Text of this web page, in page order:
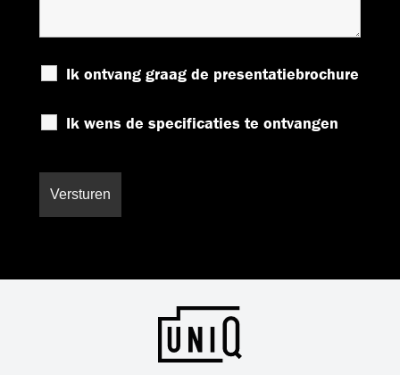
Ik ontvang graag de presentatiebrochure
Ik wens de specificaties te ontvangen